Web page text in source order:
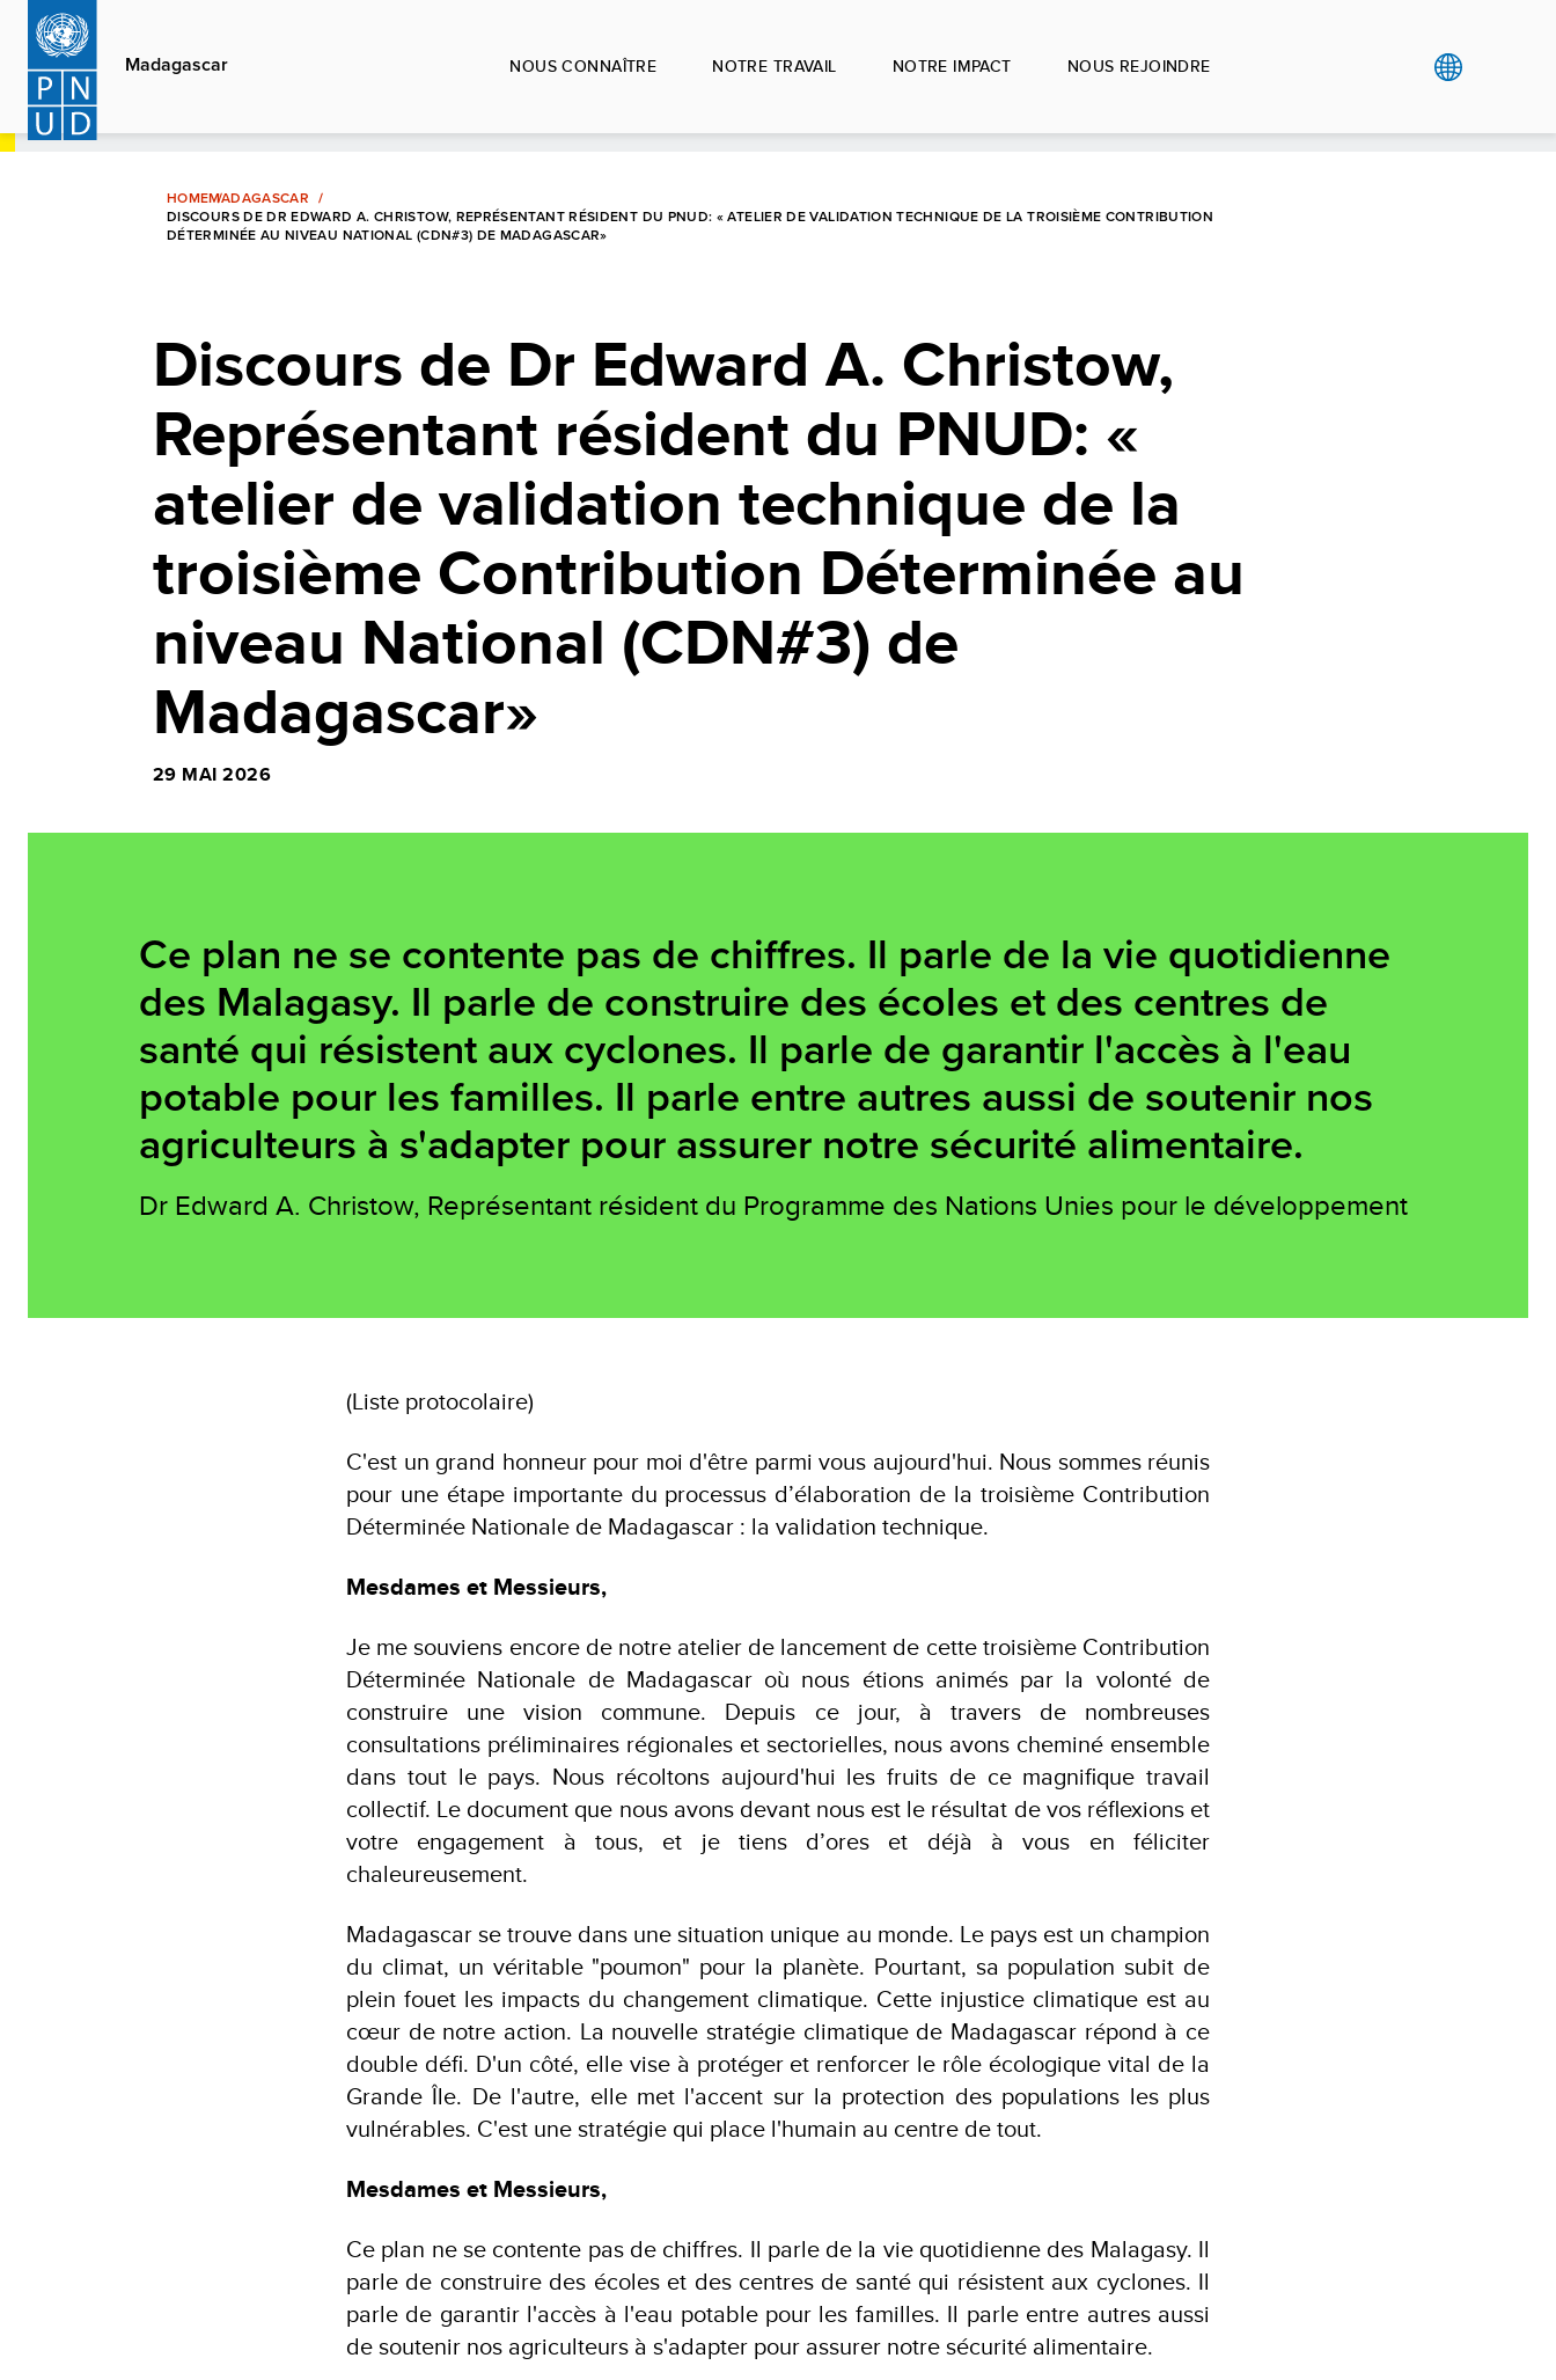
Aller
contenu
principal
Madagascar NOUS CONNAÎTRE NOTRE TRAVAIL NOTRE IMPACT NOUS REJOINDRE
HOMEMADAGASCAR
DISCOURS DE DR EDWARD A. CHRISTOW, REPRÉSENTANT RÉSIDENT DU PNUD: « ATELIER DE VALIDATION TECHNIQUE DE LA TROISIÈME CONTRIBUTION
DÉTERMINÉE AU NIVEAU NATIONAL (CDN#3) DE MADAGASCAR»
Discours de Dr Edward A. Christow,
Représentant résident du PNUD: «
atelier de validation technique de la
troisième Contribution Déterminée au
niveau National (CDN#3) de
Madagascar»
29 MAI 2026
Ce plan ne se contente pas de chiffres. Il parle de la vie quotidienne
des Malagasy. Il parle de construire des écoles et des centres de
santé qui résistent aux cyclones. Il parle de garantir l'accès à l'eau
potable pour les familles. Il parle entre autres aussi de soutenir nos
agriculteurs à s'adapter pour assurer notre sécurité alimentaire.
Dr Edward A. Christow, Représentant résident du Programme des Nations Unies pour le développement
(Liste protocolaire)
C'est un grand honneur pour moi d'être parmi vous aujourd'hui. Nous sommes réunis
pour une étape importante du processus d’élaboration de la troisième Contribution
Déterminée Nationale de Madagascar : la validation technique.
Mesdames et Messieurs,
Je me souviens encore de notre atelier de lancement de cette troisième Contribution
Déterminée Nationale de Madagascar où nous étions animés par la volonté de
construire une vision commune. Depuis ce jour, à travers de nombreuses
consultations préliminaires régionales et sectorielles, nous avons cheminé ensemble
dans tout le pays. Nous récoltons aujourd'hui les fruits de ce magnifique travail
collectif. Le document que nous avons devant nous est le résultat de vos réflexions et
votre engagement à tous, et je tiens d’ores et déjà à vous en féliciter
chaleureusement.
Madagascar se trouve dans une situation unique au monde. Le pays est un champion
du climat, un véritable "poumon" pour la planète. Pourtant, sa population subit de
plein fouet les impacts du changement climatique. Cette injustice climatique est au
cœur de notre action. La nouvelle stratégie climatique de Madagascar répond à ce
double défi. D'un côté, elle vise à protéger et renforcer le rôle écologique vital de la
Grande Île. De l'autre, elle met l'accent sur la protection des populations les plus
vulnérables. C'est une stratégie qui place l'humain au centre de tout.
Mesdames et Messieurs,
Ce plan ne se contente pas de chiffres. Il parle de la vie quotidienne des Malagasy. Il
parle de construire des écoles et des centres de santé qui résistent aux cyclones. Il
parle de garantir l'accès à l'eau potable pour les familles. Il parle entre autres aussi
de soutenir nos agriculteurs à s'adapter pour assurer notre sécurité alimentaire.